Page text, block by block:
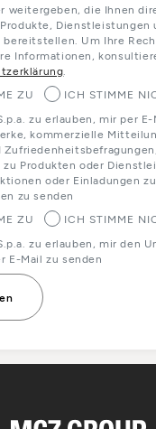
weitergeben, die Ihnen
Dienstleistungen
Um Ihre
Informationen,
ZU
ICH STIMME
zu erlauben, mir per E-
kommerzielle
Zufriedenheitsbefragungen,
Produkten oder
oder Einladungen zu
zu senden
ZU
ICH STIMME
zu erlauben, mir den
E-Mail zu senden